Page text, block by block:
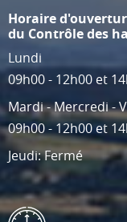
Horaire
du Contrôle des
Lundi
09h00 - 12h00 et
Mardi - Mercredi -
09h00 - 12h00 et
Jeudi: Fermé